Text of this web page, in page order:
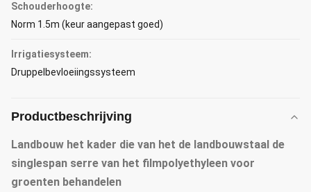
Schouderhoogte:
Norm 1.5m (keur aangepast goed)
Irrigatiesysteem:
Druppelbevloeiingssysteem
Productbeschrijving
Landbouw het kader die van het de landbouwstaal de
singlespan serre van het filmpolyethyleen voor
groenten behandelen